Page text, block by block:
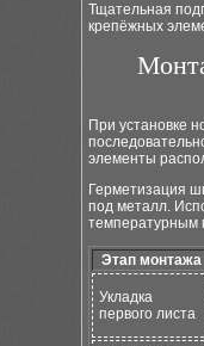
Тщательная
крепёжных
При установке
элементы
Герметизация
под металл.
температурным
Этап монтажа
Укладка
первого листа